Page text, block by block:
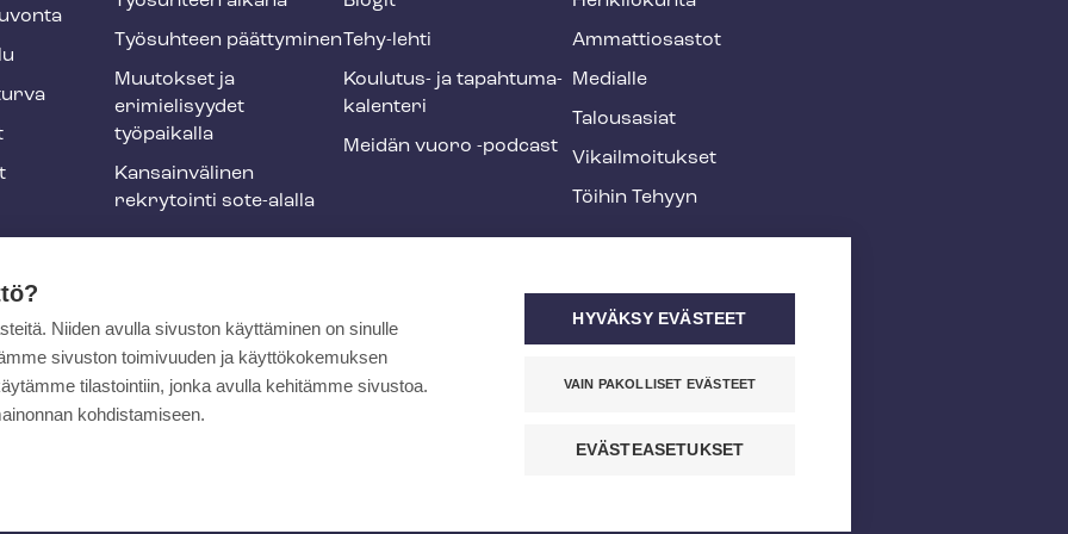
Työsuhteen päättyminen
Muutokset ja
erimielisyydet
työpaikalla
Kansainvälinen
rekrytointi sote-alalla
Tehy-lehti
Koulutus- ja ta­pah­tu­ma­
ka­len­te­ri
Meidän vuoro -podcast
Ammattiosastot
Medialle
Talousasiat
Vi­kail­moi­tuk­set
Töihin Tehyyn
Niiden avulla sivuston käyttäminen on sinulle
sivuston toimivuuden ja käyttökokemuksen
tilastointiin, jonka avulla kehitämme sivustoa.
kohdistamiseen.
HYVÄKSY EVÄSTEET
VAIN PAKOLLISET EVÄSTEET
EVÄSTEASETUKSET